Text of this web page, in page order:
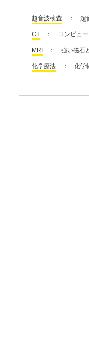
超音波検査 ： 超音
CT ： コンピュー
MRI ： 強い磁石と
化学療法 ： 化学物